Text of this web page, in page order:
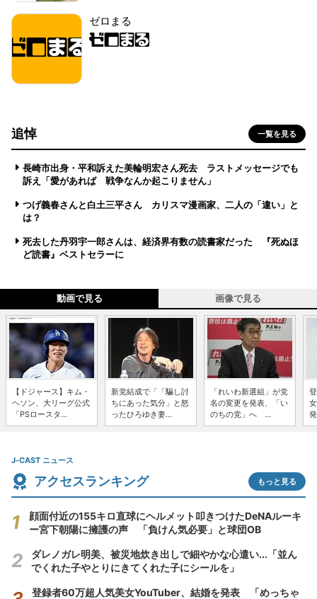
ゼロまる
追悼 一覧を見る
長崎市出身・平和訴えた美輪明宏さん死去 ラストメッセージでも
訴え「愛があれば 戦争なんか起こりません」
つげ義春さんと白土三平さん カリスマ漫画家、二人の「違い」と
は？
死去した丹羽宇一郎さんは、経済界有数の読書家だった 『死ぬほ
ど読書』ベストセラーに
動画で見る 画像で見る
【ドジャース】キム・
ヘソン、大リーグ公式
「PSロースタ...
新党結成で「「騙し討
ちにあった気分」と怒
ったひろゆき妻...
「れいわ新選組」が党
名の変更を発表、「い
のちの党」へ ...
J-CAST ニュース
アクセスランキング もっと見る
顔面付近の155キロ直球にヘルメット叩きつけたDeNAルーキ
ー宮下朝陽に擁護の声 「負けん気必要」と球団OB
ダレノガレ明美、被災地炊き出しで細やかな心遣い...「並ん
でくれた子やとりにきてくれた子にシールを」
登録者60万超人気美女YouTuber、結婚を発表 「めっちゃ